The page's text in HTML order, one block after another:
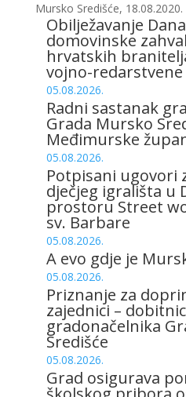
Mursko Središće, 18.08.2020.
Obilježavanje
domovinske
hrvatskih
vojno-
05.08.2026.
Radni sastanak
Grada Mursko
Međimurske
05.08.2026.
Potpisani ugovori
dječjeg igrališta u
prostoru Street
sv. Barbare
05.08.2026.
A evo gdje je
05.08.2026.
Priznanje za
zajednici –
gradonačelnika
Središće
05.08.2026.
Grad osigurava